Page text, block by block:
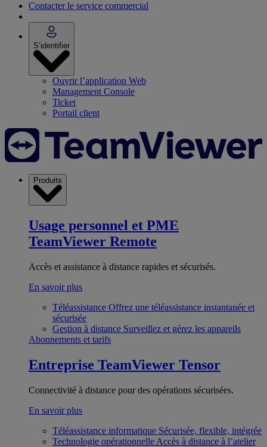
Contacter le service commercial
S’identifier
Ouvrir l’application Web
Management Console
Ticket
Portail client
Produits
Usage personnel et PME
TeamViewer Remote
Accès et assistance à distance rapides et sécurisés.
En savoir plus
Téléassistance Offrez une téléassistance instantanée et
sécurisée
Gestion à distance Surveillez et gérez les appareils
Abonnements et tarifs
Entreprise TeamViewer Tensor
Connectivité à distance pour des opérations sécurisées.
En savoir plus
Téléassistance informatique Sécurisée, flexible, intégrée
Technologie opérationnelle Accès à distance à l’atelier